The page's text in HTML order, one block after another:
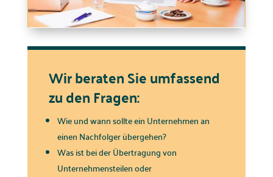
Wir beraten Sie umfassend
zu den Fragen:
Wie und wann sollte ein Unternehmen an
einen Nachfolger übergehen?
Was ist bei der Übertragung von
Unternehmensteilen oder